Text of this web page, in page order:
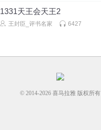
1331天王会天王2
王封臣_评书名家 6427
© 2014-2026 喜马拉雅 版权所有